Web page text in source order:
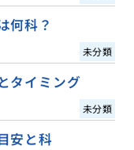
何科？
未分類
タイミング
未分類
安と科